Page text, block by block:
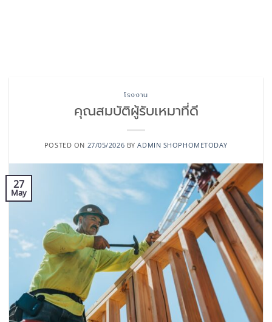
โรงงาน
คุณสมบัติผู้รับเหมาที่ดี
POSTED ON 27/05/2026 BYADMIN SHOPHOMETODAY
27
May